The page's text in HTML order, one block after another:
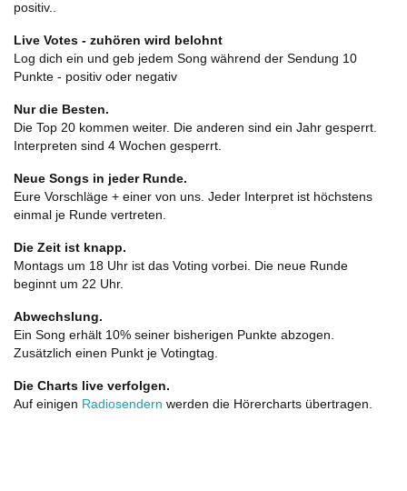
positiv..
Live Votes - zuhören wird belohnt
Log dich ein und geb jedem Song während der Sendung 10
Punkte - positiv oder negativ
Nur die Besten.
Die Top 20 kommen weiter. Die anderen sind ein Jahr gesperrt.
Interpreten sind 4 Wochen gesperrt.
Neue Songs in jeder Runde.
Eure Vorschläge + einer von uns. Jeder Interpret ist höchstens
einmal je Runde vertreten.
Die Zeit ist knapp.
Montags um 18 Uhr ist das Voting vorbei. Die neue Runde
beginnt um 22 Uhr.
Abwechslung.
Ein Song erhält 10% seiner bisherigen Punkte abzogen.
Zusätzlich einen Punkt je Votingtag.
Die Charts live verfolgen.
Auf einigen Radiosendern werden die Hörercharts übertragen.